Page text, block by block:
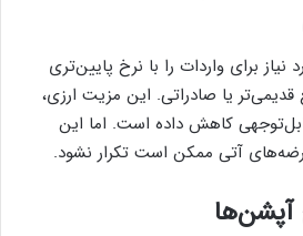
برای واردات را با نرخ پایین‌تری
قدیمی‌تر یا صادراتی. این مزیت ارزی،
کاهش داده است. اما این
آتی ممکن است تکرار نشود.